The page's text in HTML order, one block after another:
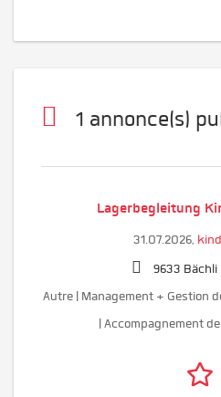
1 annonce(s)
Lagerbegleitung
31.07.2026,
9633 Bächli
Autre | Management + Gestion
| Accompagnement